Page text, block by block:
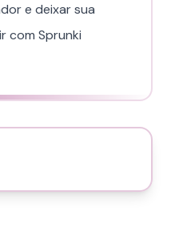
e deixar sua
com Sprunki